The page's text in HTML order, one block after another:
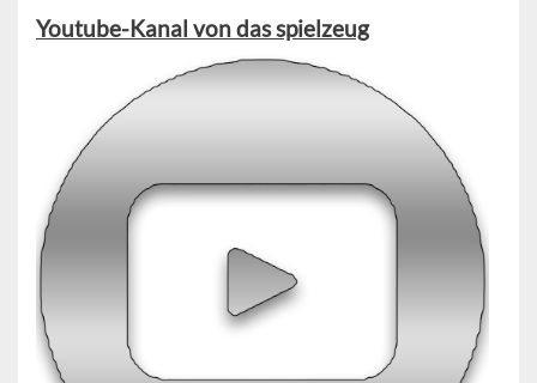
Youtube-Kanal von das spielzeug